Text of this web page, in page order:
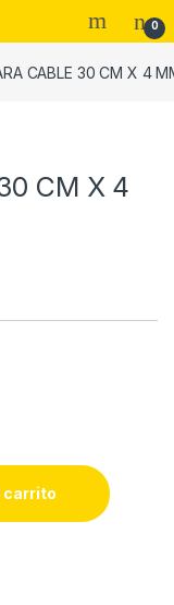
0
CABLE 30 CM X 4
CM X 4
quantity
carrito